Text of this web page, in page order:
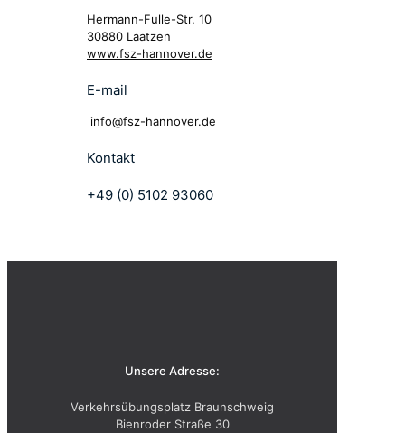
Hermann-Fulle-Str. 10
30880 Laatzen
www.fsz-hannover.de
E-mail
info@fsz-hannover.de
Kontakt
+49 (0) 5102 93060
Unsere Adresse:
Verkehrsübungsplatz Braunschweig
Bienroder Straße 30